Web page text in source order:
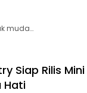
muda…
Siap Rilis Mini
Hati